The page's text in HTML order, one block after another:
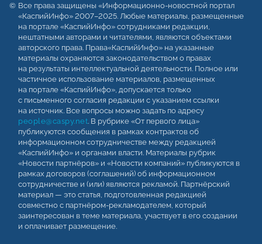
Все права защищены «Информационно-новостной портал
«КаспийИнфо» 2007–2025. Любые материалы, размещенные
на портале «КаспийИнфо» сотрудниками редакции,
нештатными авторами и читателями, являются объектами
авторского права. Права«КаспийИнфо» на указанные
материалы охраняются законодательством о правах
на результаты интеллектуальной деятельности. Полное или
частичное использование материалов, размещенных
на портале «КаспийИнфо», допускается только
с письменного согласия редакции с указанием ссылки
на источник. Все вопросы можно задать по адресу
people@caspy.net. В рубрике «От первого лица»
публикуются сообщения в рамках контрактов об
информационном сотрудничестве между редакцией
«КаспийИнфо» и органами власти. Материалы рубрик
«Новости партнёров» и «Новости компаний» публикуются в
рамках договоров (соглашений) об информационном
сотрудничестве и (или) являются рекламой. Партнёрский
материал — это статья, подготовленная редакцией
совместно с партнёром-рекламодателем, который
заинтересован в теме материала, участвует в его создании
и оплачивает размещение.